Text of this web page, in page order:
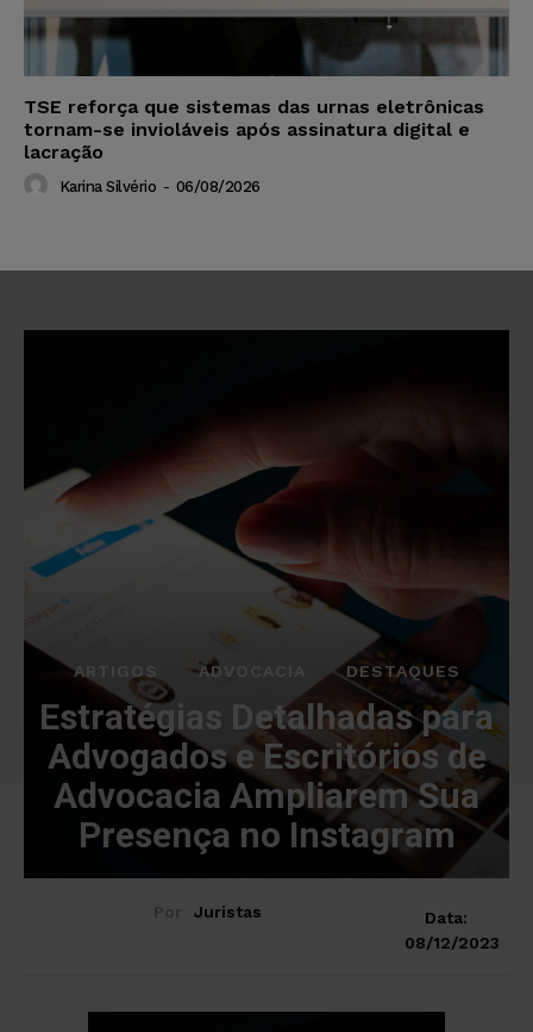
TSE reforça que sistemas das urnas eletrônicas
tornam-se invioláveis após assinatura digital e
lacração
Karina Silvério - 06/08/2026